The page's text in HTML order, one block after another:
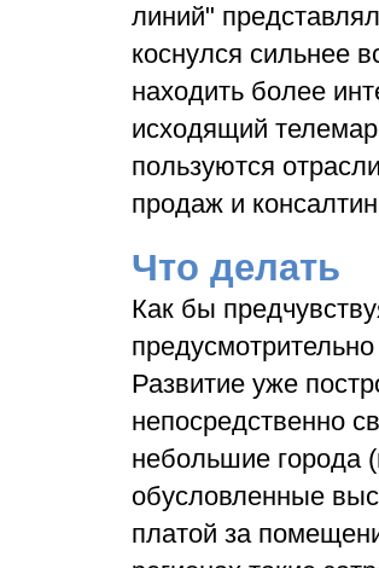
линий"
коснулся сильнее
находить более
исходящий
пользуются
продаж и
Что делать
Как бы
Развитие уже
непосредственно
небольшие города
обусловленные
платой за